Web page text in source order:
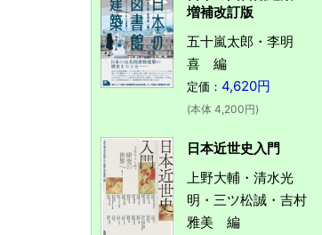
増補改訂版
五十嵐太郎・李明
喜 編
定価： 4,620円
(本体 4,200円)
日本近世史入門
上野大輔・清水光
明・三ツ松誠・吉村
雅美 編